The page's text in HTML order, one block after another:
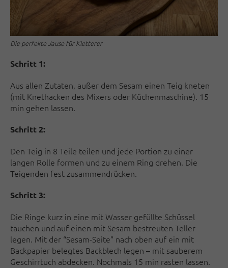
Die perfekte Jause für Kletterer
Schritt 1:
Aus allen Zutaten, außer dem Sesam einen Teig kneten
(mit Knethacken des Mixers oder Küchenmaschine). 15
min gehen lassen.
Schritt 2:
Den Teig in 8 Teile teilen und jede Portion zu einer
langen Rolle formen und zu einem Ring drehen. Die
Teigenden fest zusammendrücken.
Schritt 3:
Die Ringe kurz in eine mit Wasser gefüllte Schüssel
tauchen und auf einen mit Sesam bestreuten Teller
legen. Mit der “Sesam-Seite” nach oben auf ein mit
Backpapier belegtes Backblech legen – mit sauberem
Geschirrtuch abdecken. Nochmals 15 min rasten lassen.